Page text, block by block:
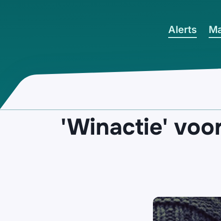
Alerts
'Winactie'